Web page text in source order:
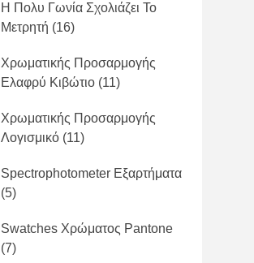
Η Πολυ Γωνία Σχολιάζει Το
Μετρητή (16)
Χρωματικής Προσαρμογής
Ελαφρύ Κιβώτιο (11)
Χρωματικής Προσαρμογής
Λογισμικό (11)
Spectrophotometer Εξαρτήματα
(5)
Swatches Χρώματος Pantone
(7)